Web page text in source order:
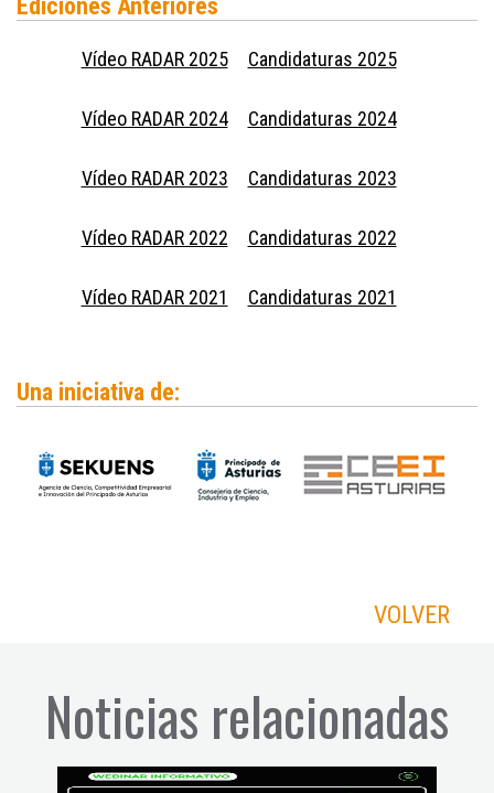
Ediciones Anteriores
Vídeo RADAR 2025 Candidaturas 2025
Vídeo RADAR 2024 Candidaturas 2024
Vídeo RADAR 2023 Candidaturas 2023
Vídeo RADAR 2022 Candidaturas 2022
Vídeo RADAR 2021 Candidaturas 2021
Una iniciativa de:
VOLVER
Noticias relacionadas